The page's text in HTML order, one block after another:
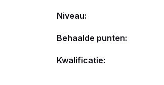
Niveau:
Behaalde punten:
Kwalificatie: